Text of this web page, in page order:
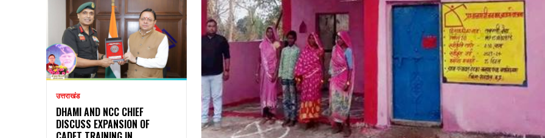
उत्तराखंड
DHAMI AND NCC CHIEF
DISCUSS EXPANSION OF